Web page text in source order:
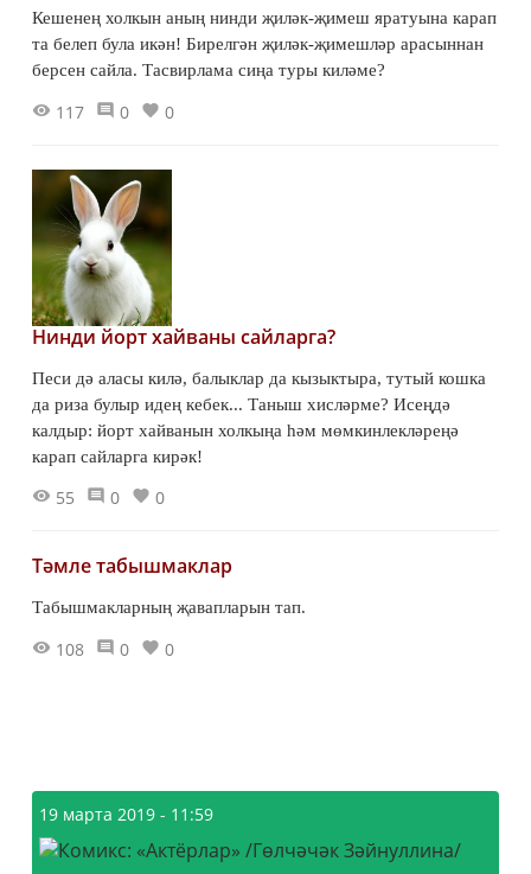
Кешенең холкын аның нинди җиләк-җимеш яратуына карап
та белеп була икән! Бирелгән җиләк-җимешләр арасыннан
берсен сайла. Тасвирлама сиңа туры киләме?
117 0 0
Нинди йорт хайваны сайларга?
Песи дә аласы килә, балыклар да кызыктыра, тутый кошка
да риза булыр идең кебек... Таныш хисләрме? Исеңдә
калдыр: йорт хайванын холкыңа һәм мөмкинлекләреңә
карап сайларга кирәк!
55 0 0
Тәмле табышмаклар
Табышмакларның җавапларын тап.
108 0 0
19 марта 2019 - 11:59